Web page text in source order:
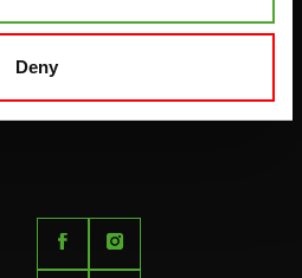
Deny
IMPRESSUM